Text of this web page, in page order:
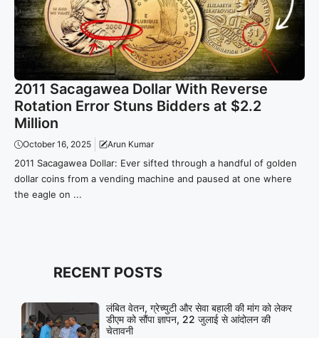
2011 Sacagawea Dollar With Reverse
Rotation Error Stuns Bidders at $2.2
Million
October 16, 2025 Arun Kumar
2011 Sacagawea Dollar: Ever sifted through a handful of golden
dollar coins from a vending machine and paused at one where
the eagle on ...
RECENT POSTS
लंबित वेतन, ग्रेच्युटी और सेवा बहाली की मांग को लेकर
डीएम को सौंपा ज्ञापन, 22 जुलाई से आंदोलन की
चेतावनी